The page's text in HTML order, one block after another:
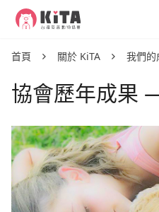
KiTA台灣友善動物協會
最新消息
專案新聞
活動訊息
動保議題
禁掉山豬吊
禁用黏鼠板
動物權與蔬食教育
關於 KiTA
我們的故事
我們的成員
支持我們
捐款專案
參與我們
首頁 關於 KiTA 我們的
協會歷年成果